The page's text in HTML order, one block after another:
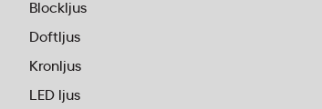
Blockljus
Doftljus
Kronljus
LED ljus